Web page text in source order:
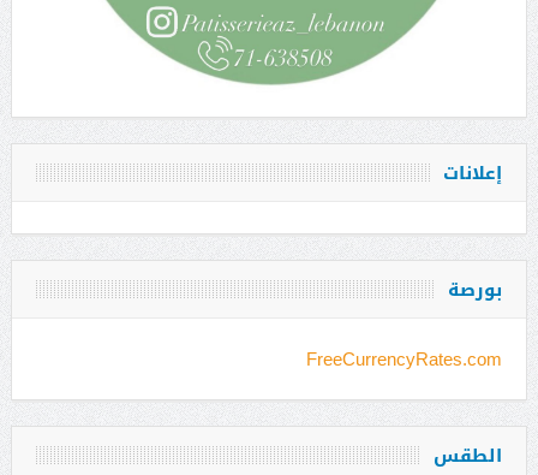
إعلانات
بورصة
FreeCurrencyRates.com
الطقس